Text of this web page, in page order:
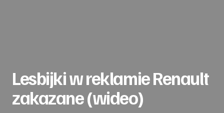
Lesbijki w reklamie Renault
zakazane (wideo)